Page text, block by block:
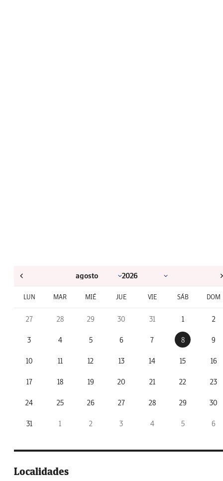
LUN MAR MIÉ JUE VIE SÁB DOM
27 28 29 30 31 1 2
3 4 5 6 7 8 9
10 11 12 13 14 15 16
17 18 19 20 21 22 23
24 25 26 27 28 29 30
31 1 2 3 4 5 6
Localidades